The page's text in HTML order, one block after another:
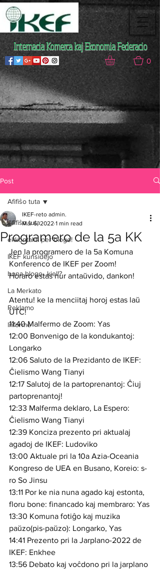
Internacia Komerca kaj Ekonomia Federacio
0
Post
Afifiŝo tuta
ekkontakti per blogo!
IKEF kunsidejo
bona blogo...kiel!?
La Merkato
Reklamo
Informe
Afifiŝo tuta
Programero de la 5a KK
IKEF-reto admin.
Mar 6, 2022 1 min read
Jen la programero de la 5a Komuna
Konferenco de IKEF per Zoom!
Horaro estas nur antaŭvido, dankon!
Atentu! ke la menciitaj horoj estas laŭ
UTC!
11:40 Malfermo de Zoom: Yas
12:00 Bonvenigo de la kondukantoj:
Longarko
12:06 Saluto de la Prezidanto de IKEF:
Ĉielismo Wang Tianyi
12:17 Salutoj de la partoprenantoj: Ĉiuj
partoprenantoj!
12:33 Malferma deklaro, La Espero:
Ĉielismo Wang Tianyi
12:39 Konciza prezento pri aktualaj
agadoj de IKEF: Ludoviko
13:00 Aktuale pri la 10a Azia-Oceania
Kongreso de UEA en Busano, Koreio: s-
ro So Jinsu
13:11 Por ke nia nuna agado kaj estonta,
floru bone: financado kaj membraro: Yas
13:30 Komuna fotiĝo kaj muzika
paŭzo(pis-paŭzo): Longarko, Yas
14:41 Prezento pri la Jarplano-2022 de
IKEF: Enkhee
13:56 Debato kaj voĉdono pri la jarplano